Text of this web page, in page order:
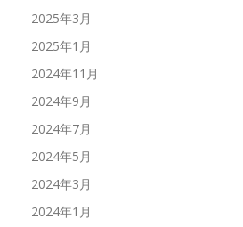
2025年3月
2025年1月
2024年11月
2024年9月
2024年7月
2024年5月
2024年3月
2024年1月